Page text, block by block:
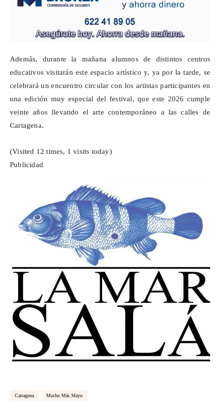
Además, durante la mañana alumnos de distintos centros
educativos visitarán este espacio artístico y, ya por la tarde, se
celebrará un encuentro circular con los artistas participantes en
una edición muy especial del festival, que este 2026 cumple
veinte años llevando el arte contemporáneo a las calles de
Cartagena.
(Visited 12 times, 1 visits today)
Publicidad
Cartagena Mucho Más Mayo